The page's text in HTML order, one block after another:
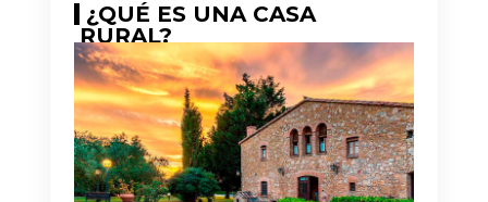
¿QUÉ ES UNA CASA
RURAL?